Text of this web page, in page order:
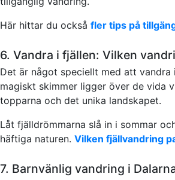
Här hittar du också fler tips på
6. Vandra i fjällen: Vilken
Det är något speciellt med att vandra
magiskt skimmer ligger över de vida
topparna och det unika landskapet.
Låt fjälldrömmarna slå in i sommar
häftiga naturen. Vilken fjällvandring
7. Barnvänlig vandring i